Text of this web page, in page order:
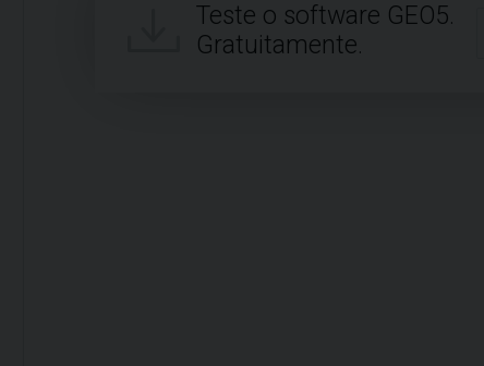
Teste o software GEO5.
Gratuitamente.